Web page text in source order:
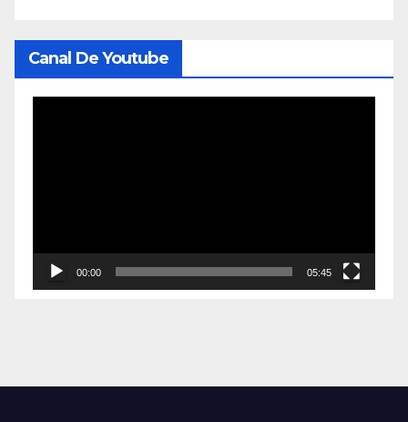
Canal De Youtube
00:00 05:45